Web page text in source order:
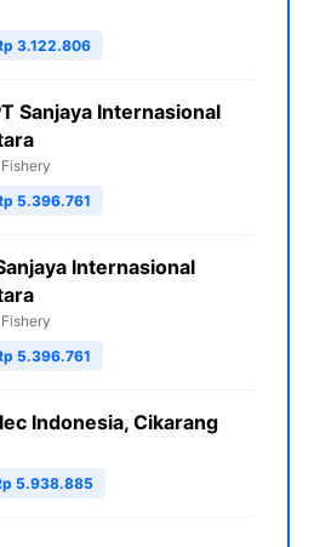
3.122.806
Sanjaya Internasional
5.396.761
Internasional
5.396.761
Indonesia, Cikarang
5.938.885